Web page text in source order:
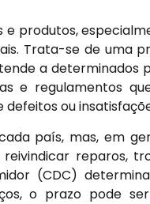
produtos,
Trata-se de uma
a determinados
e regulamentos
ou
país, mas, em
reparos,
(CDC)
o prazo pode